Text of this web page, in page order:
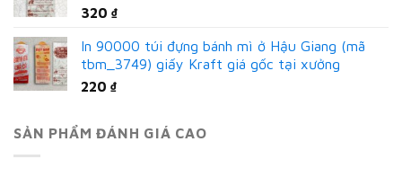
320 ₫
In 90000 túi đựng bánh mì ở Hậu Giang (mã
tbm_3749) giấy Kraft giá gốc tại xưởng
220 ₫
SẢN PHẨM ĐÁNH GIÁ CAO